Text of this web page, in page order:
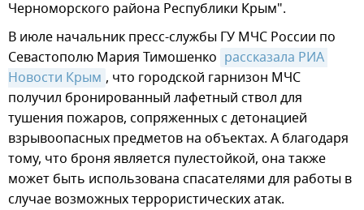
Черноморского района Республики Крым".
В июле начальник пресс-службы ГУ МЧС России по
Севастополю Мария Тимошенко рассказала РИА
Новости Крым , что городской гарнизон МЧС
получил бронированный лафетный ствол для
тушения пожаров, сопряженных с детонацией
взрывоопасных предметов на объектах. А благодаря
тому, что броня является пулестойкой, она также
может быть использована спасателями для работы в
случае возможных террористических атак.